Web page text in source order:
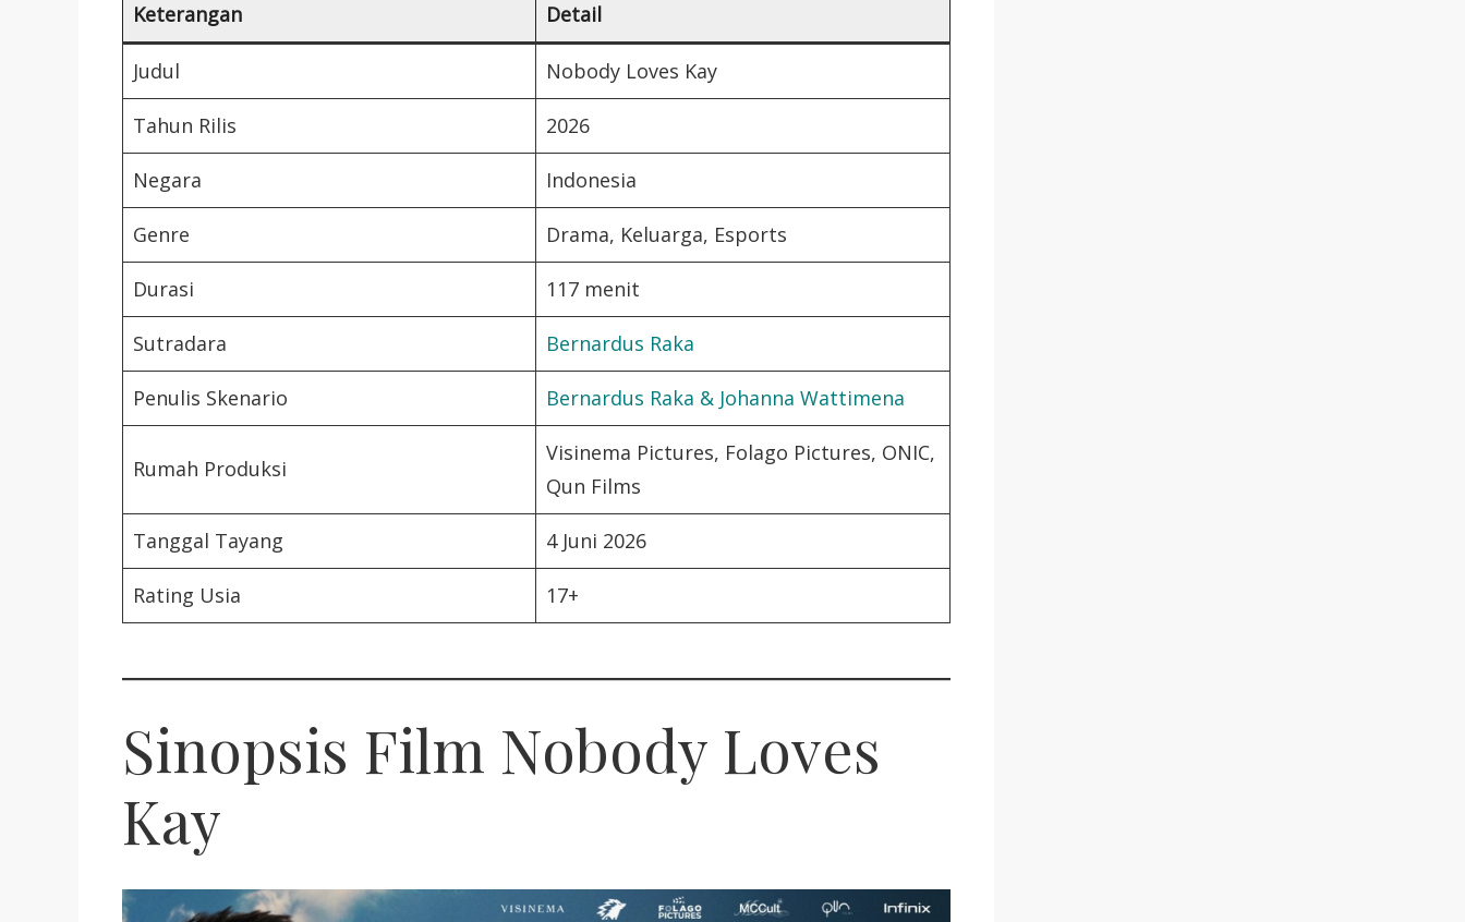
Keterangan Detail
Judul Nobody Loves Kay
Tahun Rilis 2026
Negara Indonesia
Genre Drama, Keluarga, Esports
Durasi 117 menit
Sutradara Bernardus Raka
Penulis Skenario Bernardus Raka & Johanna Wattimena
Rumah Produksi
Visinema Pictures, Folago Pictures, ONIC,
Qun Films
Tanggal Tayang 4 Juni 2026
Rating Usia 17+
Sinopsis Film Nobody Loves
Kay